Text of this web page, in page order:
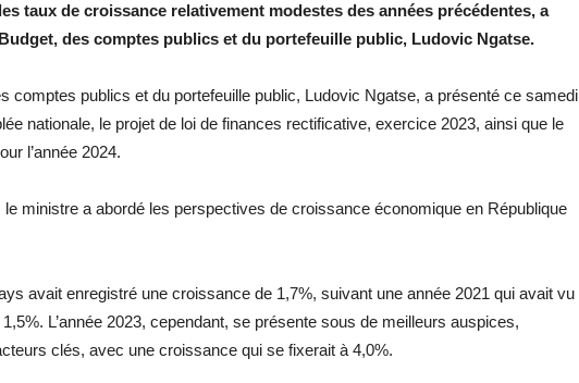
taux de croissance relativement modestes des années précédentes, a
des comptes publics et du portefeuille public, Ludovic Ngatse.
comptes publics et du portefeuille public, Ludovic Ngatse, a présenté ce samedi
nationale, le projet de loi de finances rectificative, exercice 2023, ainsi que le
l’année 2024.
ministre a abordé les perspectives de croissance économique en République
avait enregistré une croissance de 1,7%, suivant une année 2021 qui avait vu
L’année 2023, cependant, se présente sous de meilleurs auspices,
clés, avec une croissance qui se fixerait à 4,0%.